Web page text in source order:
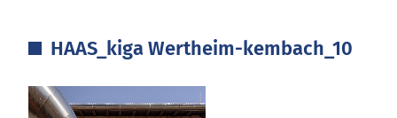
KARRIERE
KONTAKT
HAAS_kiga Wertheim-kembach_10